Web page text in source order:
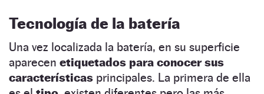
Tecnología de la batería
Una vez localizada la batería, en su superficie
aparecen etiquetados para conocer sus
características principales. La primera de ella